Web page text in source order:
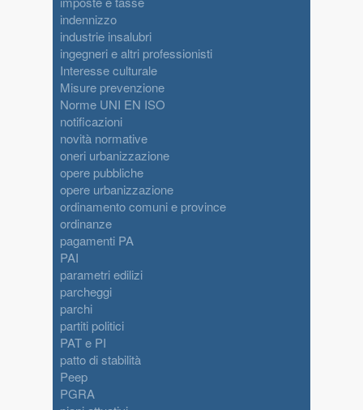
indennizzo
industrie insalubri
ingegneri e altri professionisti
Interesse culturale
Misure prevenzione
Norme UNI EN ISO
notificazioni
novità normative
oneri urbanizzazione
opere pubbliche
opere urbanizzazione
ordinamento comuni e province
ordinanze
pagamenti PA
PAI
parametri edilizi
parcheggi
parchi
partiti politici
PAT e PI
patto di stabilità
Peep
PGRA